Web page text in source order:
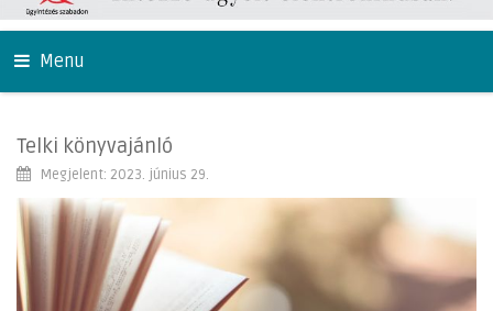
Menu
Telki könyvajánló
Megjelent: 2023. június 29.